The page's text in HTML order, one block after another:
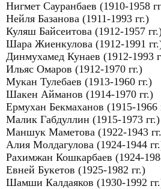
Нигмет Сауранбаев (1910-1958
Нейля Базанова (1911-1993 гг.)
Куляш Байсеитова (1912-1957
Шара Жиенкулова (1912-1991
Динмухамед Кунаев (1912-1993
Ильяс Омаров (1912-1970 гг.)
Мукан Тулебаев (1913-1960 гг.)
Шакен Айманов (1914-1970 гг.)
Ермухан Бекмаханов (1915-1966
Малик Габдуллин (1915-1973 гг.)
Маншук Маметова (1922-1943
Алия Молдагулова (1924-1944
Рахимжан Кошкарбаев (1924-
Евней Букетов (1925-1982 гг.)
Шамши Калдаяков (1930-1992